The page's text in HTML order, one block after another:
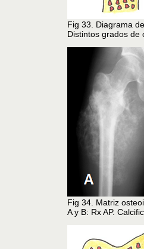
Fig 33. Diagrama
Distintos grados de
Fig 34. Matriz
A y B: Rx AP.